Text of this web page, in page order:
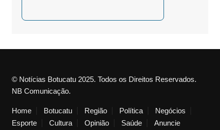
© Notícias Botucatu 2025. Todos os Direitos Reservados.
NB Comunicação.
Home Botucatu Região Política
Negócios
Esporte
Cultura Opinião Saúde Anuncie